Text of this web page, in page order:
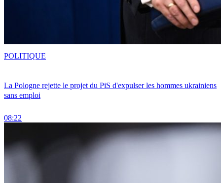
La Pologne rejette le projet du PiS d'expulser les hommes ukrainiens
sans emploi
08:22
POLITIQUE